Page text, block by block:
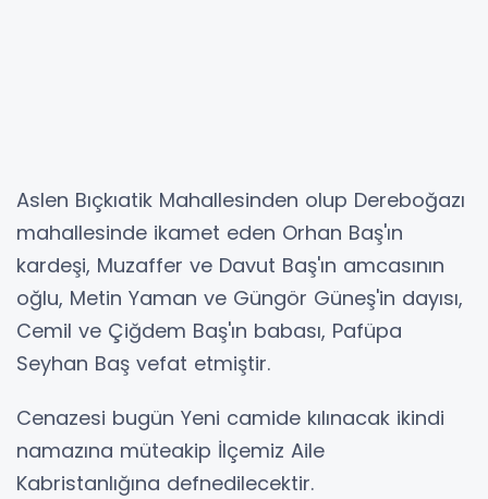
Aslen Bıçkıatik Mahallesinden olup Dereboğazı
mahallesinde ikamet eden Orhan Baş'ın
kardeşi, Muzaffer ve Davut Baş'ın amcasının
oğlu, Metin Yaman ve Güngör Güneş'in dayısı,
Cemil ve Çiğdem Baş'ın babası, Pafüpa
Seyhan Baş vefat etmiştir.
Cenazesi bugün Yeni camide kılınacak ikindi
namazına müteakip İlçemiz Aile
Kabristanlığına defnedilecektir.